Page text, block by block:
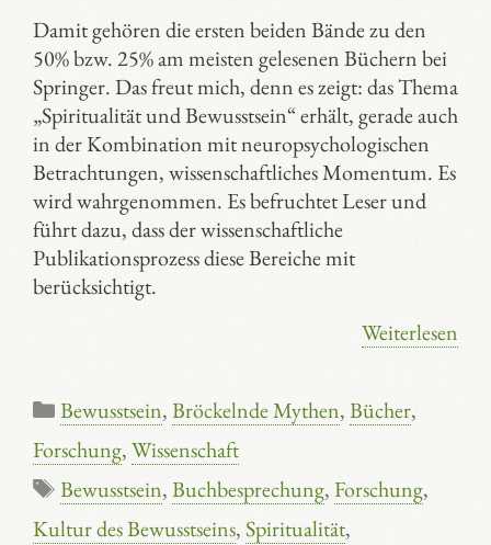
Damit gehören die ersten beiden Bände zu den
50% bzw. 25% am meisten gelesenen Büchern bei
Springer. Das freut mich, denn es zeigt: das Thema
„Spiritualität und Bewusstsein“ erhält, gerade auch
in der Kombination mit neuropsychologischen
Betrachtungen, wissenschaftliches Momentum. Es
wird wahrgenommen. Es befruchtet Leser und
führt dazu, dass der wissenschaftliche
Publikationsprozess diese Bereiche mit
berücksichtigt.
Weiterlesen
Kategorien
Bewusstsein,Bröckelnde Mythen,Bücher,
Forschung,Wissenschaft
Schlagwörter
Bewusstsein,Buchbesprechung,Forschung,
Kultur des Bewusstseins,Spiritualität,